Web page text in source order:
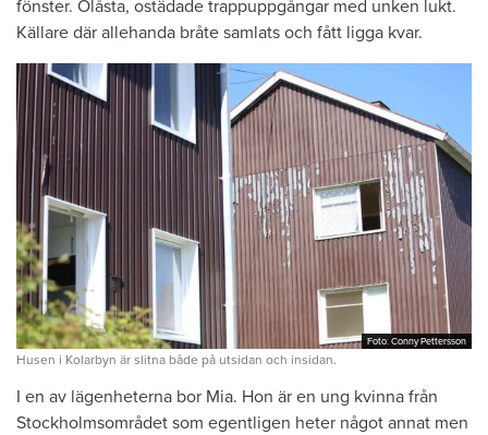
fönster. Olåsta, ­ostädade trappuppgångar med unken lukt.
Källare där allehanda bråte samlats och fått ligga kvar.
Foto: Conny Pettersson
Foto: Conny Pettersson
Husen i Kolarbyn är slitna både på utsidan och insidan.
I en av lägenheterna bor Mia. Hon är en ung kvinna från
Stockholmsområdet som egentligen heter något annat men